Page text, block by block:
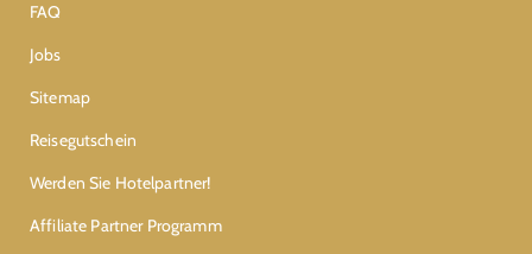
FAQ
Jobs
Sitemap
Reisegutschein
Werden Sie Hotelpartner!
Affiliate Partner Programm